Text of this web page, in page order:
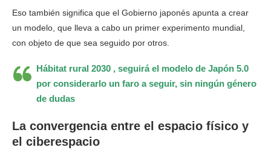
Eso también significa que el Gobierno japonés apunta a crear
un modelo, que lleva a cabo un primer experimento mundial,
con objeto de que sea seguido por otros.
Hábitat rural 2030 , seguirá el modelo de Japón 5.0
por considerarlo un faro a seguir, sin ningún género
de dudas
La convergencia entre el espacio físico y
el ciberespacio